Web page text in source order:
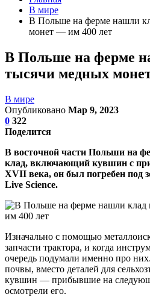
В мире
В Польше на ферме нашли
монет — им 400 лет
В Польше на ферме
тысячи медных
В мире
Опубликовано Мар 9, 2023
0 322
Поделится
В восточной части Польши на
клад, включающий кувшин с
XVII века, он был погребен под
Live Science.
Изначально с помощью
запчасти трактора, и когда
очередь подумали именно про
почвы, вместо деталей для
кувшин — прибывшие на
осмотрели его.